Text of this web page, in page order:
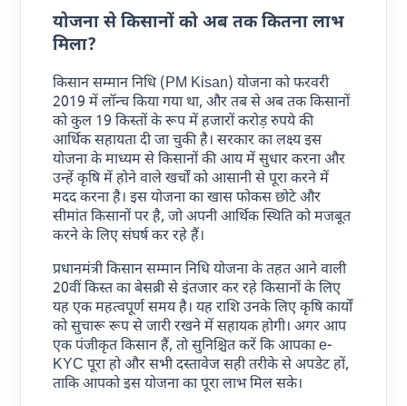
योजना से किसानों को अब तक कितना लाभ
मिला?
किसान सम्मान निधि (PM Kisan) योजना को फरवरी
2019 में लॉन्च किया गया था, और तब से अब तक किसानों
को कुल 19 किस्तों के रूप में हजारों करोड़ रुपये की
आर्थिक सहायता दी जा चुकी है। सरकार का लक्ष्य इस
योजना के माध्यम से किसानों की आय में सुधार करना और
उन्हें कृषि में होने वाले खर्चों को आसानी से पूरा करने में
मदद करना है। इस योजना का खास फोकस छोटे और
सीमांत किसानों पर है, जो अपनी आर्थिक स्थिति को मजबूत
करने के लिए संघर्ष कर रहे हैं।
प्रधानमंत्री किसान सम्मान निधि योजना के तहत आने वाली
20वीं किस्त का बेसब्री से इंतजार कर रहे किसानों के लिए
यह एक महत्वपूर्ण समय है। यह राशि उनके लिए कृषि कार्यों
को सुचारू रूप से जारी रखने में सहायक होगी। अगर आप
एक पंजीकृत किसान हैं, तो सुनिश्चित करें कि आपका e-
KYC पूरा हो और सभी दस्तावेज सही तरीके से अपडेट हों,
ताकि आपको इस योजना का पूरा लाभ मिल सके।